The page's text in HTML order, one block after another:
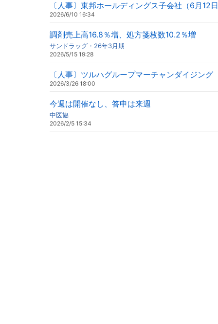
〔人事〕東邦ホールディングス子会社（6月12日
2026/6/10 16:34
調剤売上高16.8％増、処方箋枚数10.2％増
サンドラッグ・26年3月期
2026/5/15 19:28
〔人事〕ツルハグループマーチャンダイジング
2026/3/26 18:00
今週は開催なし、答申は来週
中医協
2026/2/5 15:34